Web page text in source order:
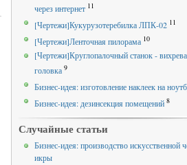
через интернет 11
[Чертежи]Кукурузотеребилка ЛПК-02 11
[Чертежи]Ленточная пилорама 10
[Чертежи]Круглопалочный станок -
головка 9
Бизнес-идея: изготовление наклеек на
Бизнес-идея: дезинсекция помещений 8
Случайные статьи
Бизнес-идея: производство искусственной
икры